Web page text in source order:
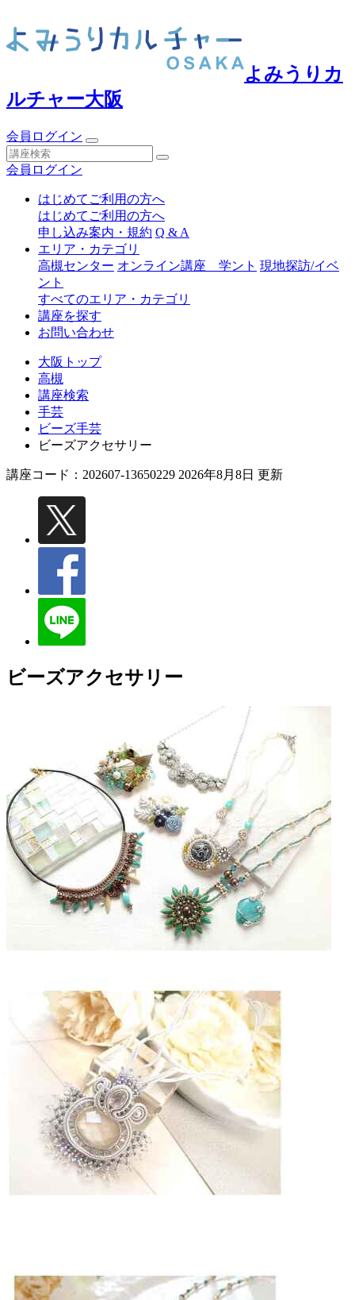
よみうりカ
ルチャー大阪
会員ログイン
会員ログイン
はじめてご利用の方へ
はじめてご利用の方へ
申し込み案内・規約 Q & A
エリア・カテゴリ
高槻センター オンライン講座 学ント 現地探訪/イベ
ント
すべてのエリア・カテゴリ
講座を探す
お問い合わせ
大阪トップ
高槻
講座検索
手芸
ビーズ手芸
ビーズアクセサリー
講座コード：202607-13650229 2026年8月8日 更新
ビーズアクセサリー